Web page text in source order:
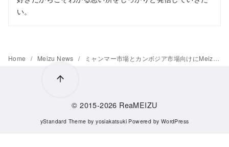
い。
Home Meizu News ミャンマー市場とカンボジア市場向けにMeizu Note9を発表予定
© 2015-2026 ReaMEIZU
yStandard Theme byyosiakatsuki Powered by WordPress